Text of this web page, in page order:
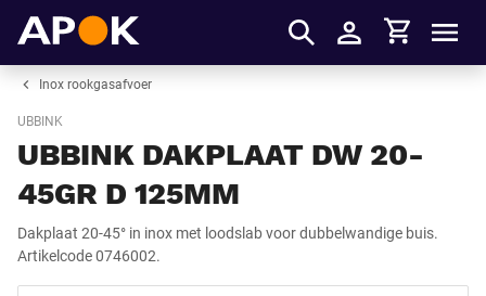
Inloggen
Winkelmandje
Inox rookgasafvoer
UBBINK
UBBINK DAKPLAAT DW 20-
45GR D 125MM
Dakplaat 20-45° in inox met loodslab voor dubbelwandige buis.
Artikelcode 0746002.